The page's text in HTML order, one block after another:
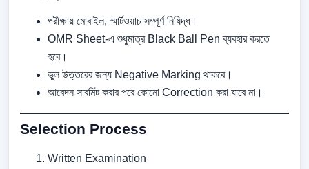
পরীক্ষায় মোবাইল, স্মার্টওয়াচ সম্পূর্ণ নিষিদ্ধ।
OMR Sheet-এ শুধুমাত্র Black Ball Pen ব্যবহার করতে
হবে।
ভুল উত্তরের জন্য Negative Marking থাকবে।
আবেদন সাবমিট করার পরে কোনো Correction করা যাবে না।
Selection Process
Written Examination